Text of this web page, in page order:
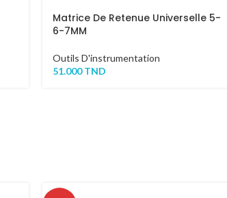
Matrice De Retenue Universelle 5-
6-7MM
Outils D'instrumentation
51.000TND